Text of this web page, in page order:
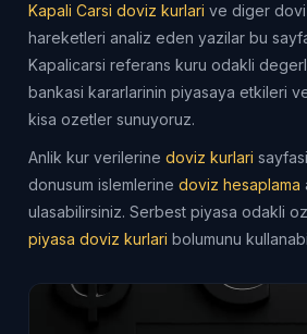
Kapali Carsi doviz kurlari ve diger
hareketleri analiz eden yazilar bu
Kapalicarsi referans kuru odakli
bankasi kararlarinin piyasaya etkileri
kisa ozetler sunuyoruz.
Anlik kur verilerine doviz kurlari
donusum islemlerine doviz hesaplama
ulasabilirsiniz. Serbest piyasa odakli
piyasa doviz kurlari bolumunu